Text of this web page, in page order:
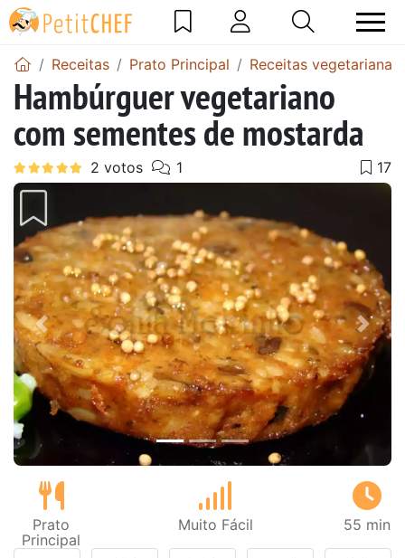
Receitas Prato Principal Receitas vegetarianas
Hambúrguer vegetariano
com sementes de mostarda
Anterior Next
Prato
Principal
Muito Fácil 55 min